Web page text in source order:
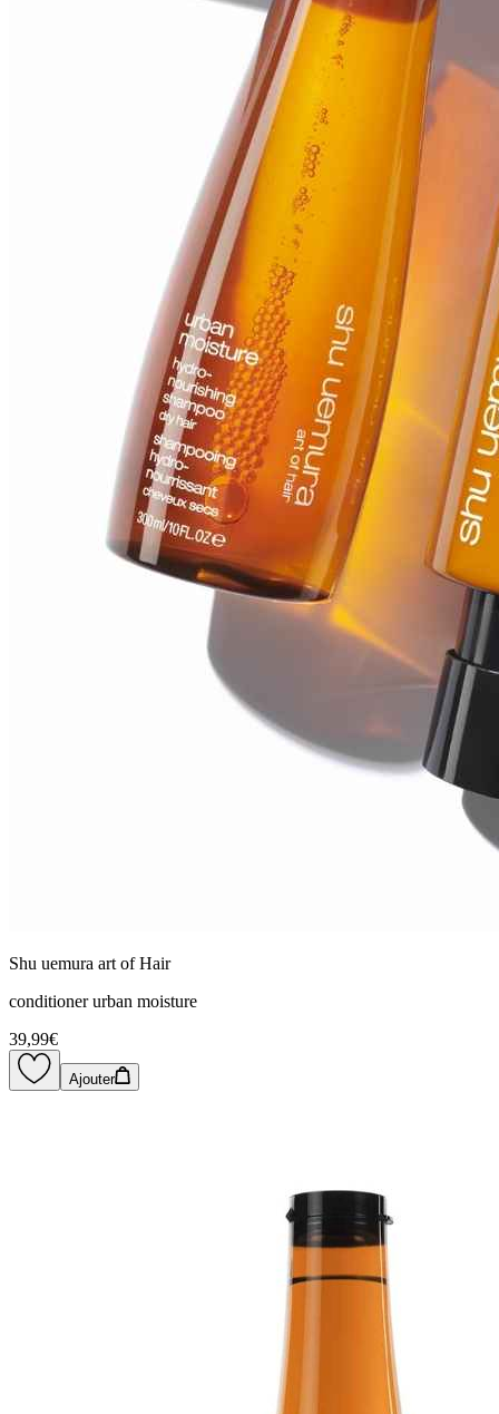
Shu uemura art of Hair
conditioner urban moisture
39,99€
Ajouter